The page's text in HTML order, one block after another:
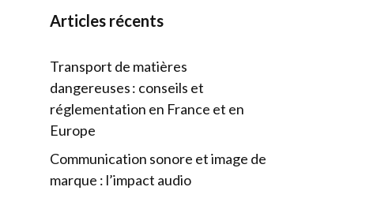
Articles récents
Transport de matières
dangereuses : conseils et
réglementation en France et en
Europe
Communication sonore et image de
marque : l’impact audio